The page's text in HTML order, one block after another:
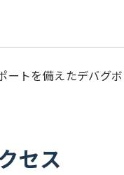
ートを備えたデバグ
セス